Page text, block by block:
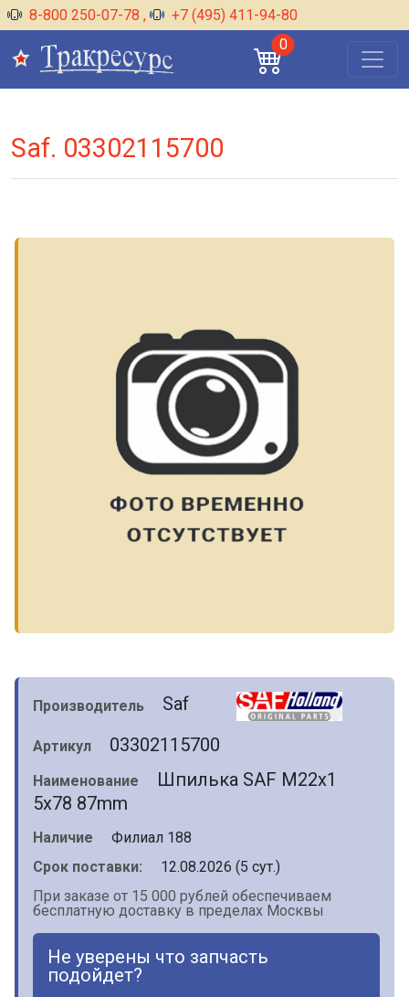
8-800 250-07-78 ,
+7 (495) 411-94-80
0
Saf. 03302115700
Производитель Saf
Артикул 03302115700
Наименование
Шпилька SAF M22x1
5x78 87mm
Наличие
Филиал 188
Срок поставки:
12.08.2026 (5 сут.)
При заказе от 15 000 рублей обеспечиваем
бесплатную доставку в пределах Москвы
Не уверены что запчасть
подойдет?